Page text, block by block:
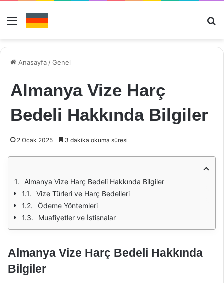
Menü
Anasayfa /Genel
Almanya Vize Harç
Bedeli Hakkında Bilgiler
2 Ocak 2025 3 dakika okuma süresi
Almanya Vize Harç Bedeli Hakkında Bilgiler
Vize Türleri ve Harç Bedelleri
Ödeme Yöntemleri
Muafiyetler ve İstisnalar
Almanya Vize Harç Bedeli Hakkında
Bilgiler